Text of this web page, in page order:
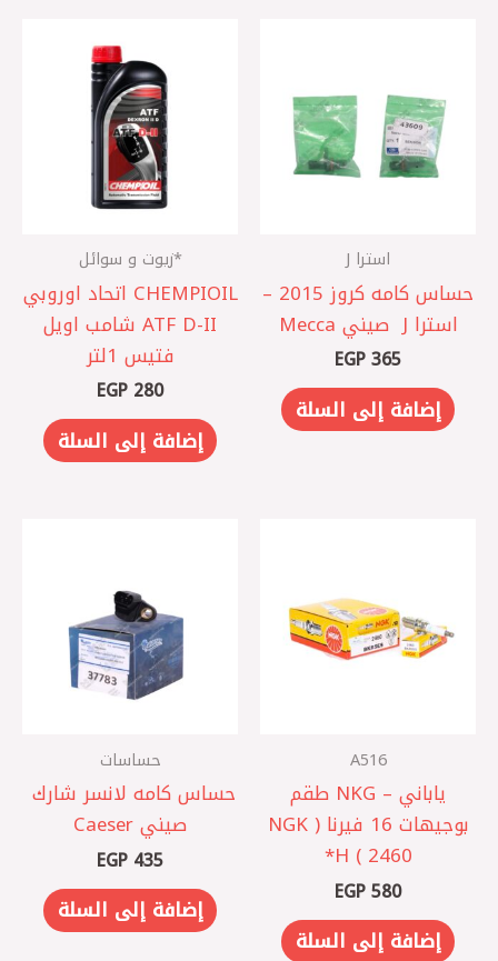
استرا J
حساس كامه كروز 2015 –
استرا J ‏ صيني Mecca
EGP365
إضافة إلى السلة
*زيوت و سوائل
CHEMPIOIL اتحاد اوروبي
ATF D-II شامب اويل
فتيس 1لتر
EGP 280
إضافة إلى السلة
A516
ياباني – NKG طقم
بوجيهات 16 فيرنا ( NGK
2460 ) H*
EGP580
إضافة إلى السلة
حساسات
حساس كامه لانسر شارك ‏
صيني Caeser
EGP 435
إضافة إلى السلة